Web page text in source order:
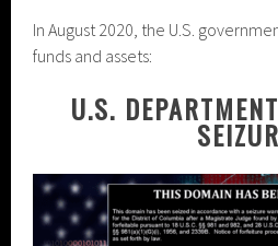
In August 2020, the U.S.
funds and assets:
U.S.